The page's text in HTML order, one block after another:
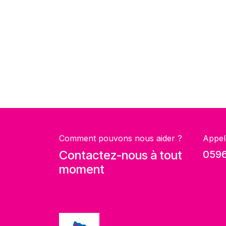
Comment pouvons nous aider ?
Contactez-nous à tout
moment